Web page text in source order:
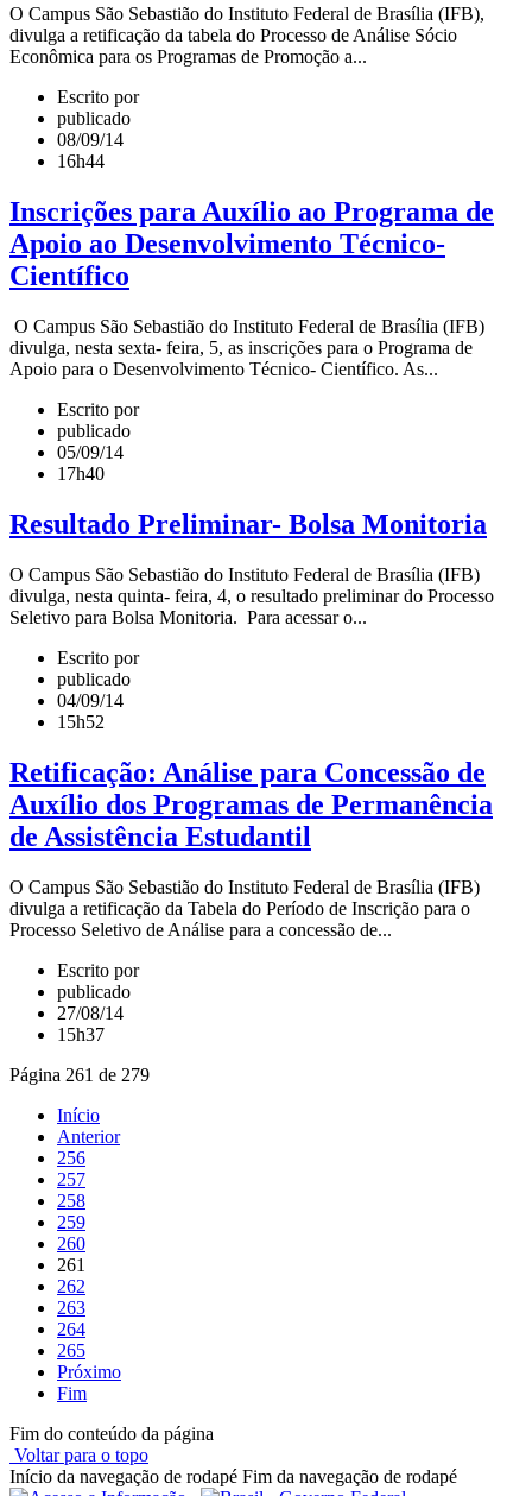
O Campus São Sebastião do Instituto Federal de Brasília (IFB),
divulga a retificação da tabela do Processo de Análise Sócio
Econômica para os Programas de Promoção a...
Escrito por
publicado
08/09/14
16h44
Inscrições para Auxílio ao Programa de
Apoio ao Desenvolvimento Técnico-
Científico
O Campus São Sebastião do Instituto Federal de Brasília (IFB)
divulga, nesta sexta- feira, 5, as inscrições para o Programa de
Apoio para o Desenvolvimento Técnico- Científico. As...
Escrito por
publicado
05/09/14
17h40
Resultado Preliminar- Bolsa Monitoria
O Campus São Sebastião do Instituto Federal de Brasília (IFB)
divulga, nesta quinta- feira, 4, o resultado preliminar do Processo
Seletivo para Bolsa Monitoria. Para acessar o...
Escrito por
publicado
04/09/14
15h52
Retificação: Análise para Concessão de
Auxílio dos Programas de Permanência
de Assistência Estudantil
O Campus São Sebastião do Instituto Federal de Brasília (IFB)
divulga a retificação da Tabela do Período de Inscrição para o
Processo Seletivo de Análise para a concessão de...
Escrito por
publicado
27/08/14
15h37
Página 261 de 279
Início
Anterior
256
257
258
259
260
261
262
263
264
265
Próximo
Fim
Fim do conteúdo da página
Voltar para o topo
Início da navegação de rodapé Fim da navegação de rodapé